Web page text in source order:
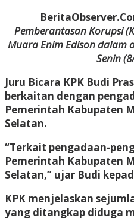
Pemberantasan Korupsi
Muara Enim Edison dalam
Senin
Juru Bicara KPK Budi
berkaitan dengan
Pemerintah Kabupaten
Selatan.
“Terkait pengadaan-
Pemerintah Kabupaten
Selatan,” ujar Budi
KPK menjelaskan
yang ditangkap diduga